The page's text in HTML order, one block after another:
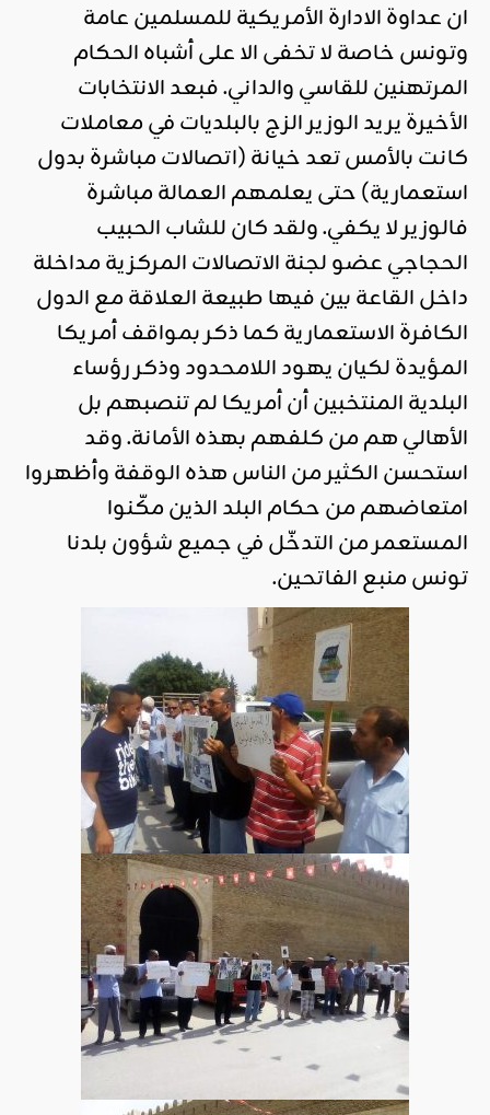
ان عداوة الادارة الأمريكية للمسلمين عامة
وتونس خاصة لا تخفى الا على أشباه الحكام
المرتهنين للقاسي والداني. فبعد الانتخابات
الأخيرة يريد الوزير الزج بالبلديات في معاملات
كانت بالأمس تعد خيانة (اتصالات مباشرة بدول
استعمارية) حتى يعلمهم العمالة مباشرة
فالوزير لا يكفي. ولقد كان للشاب الحبيب
الحجاجي عضو لجنة الاتصالات المركزية مداخلة
داخل القاعة بين فيها طبيعة العلاقة مع الدول
الكافرة الاستعمارية كما ذكر بمواقف أمريكا
المؤيدة لكيان يهود اللامحدود وذكر رؤساء
البلدية المنتخبين أن أمريكا لم تنصبهم بل
الأهالي هم من كلفهم بهذه الأمانة. وقد
استحسن الكثير من الناس هذه الوقفة وأظهروا
امتعاضهم من حكام البلد الذين مكّنوا
المستعمر من التدخّل في جميع شؤون بلدنا
تونس منبع الفاتحين.